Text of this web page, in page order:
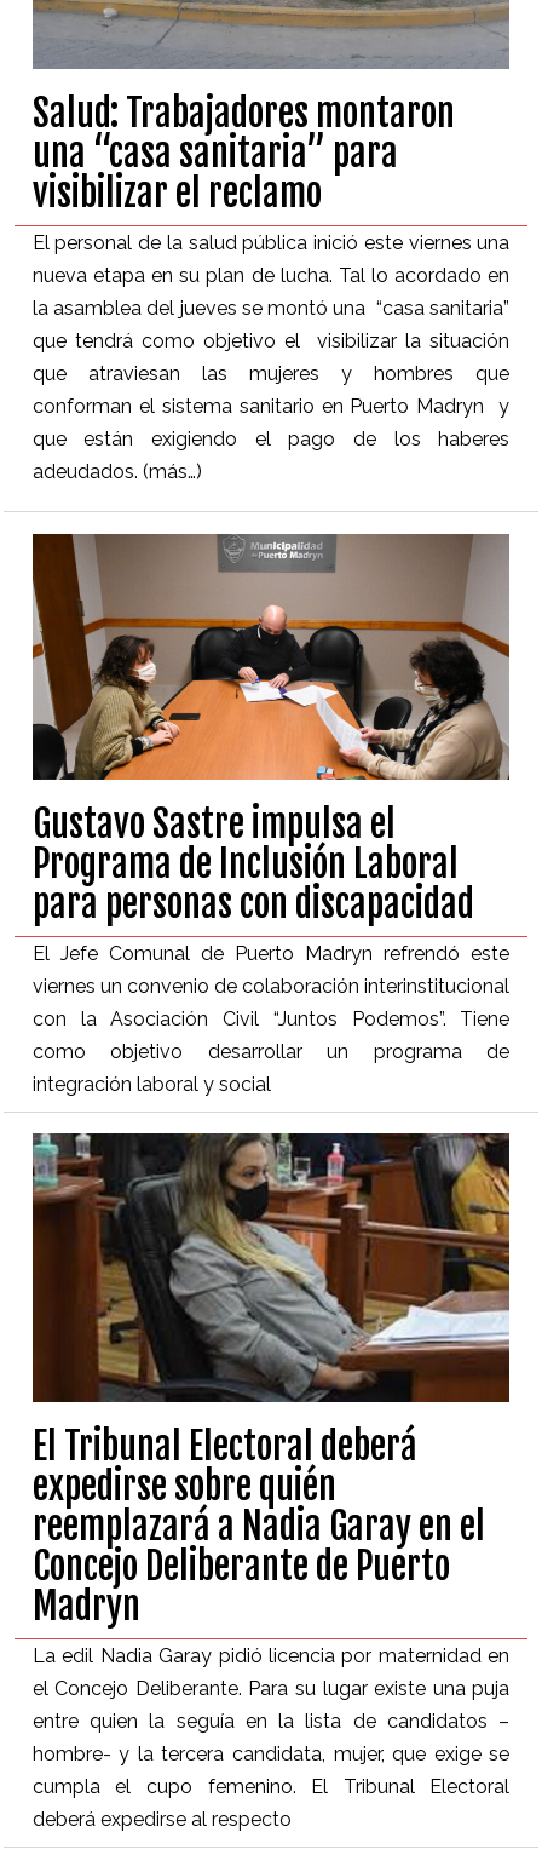
Salud: Trabajadores montaron
una “casa sanitaria” para
visibilizar el reclamo
El personal de la salud pública inició este viernes una
nueva etapa en su plan de lucha. Tal lo acordado en
la asamblea del jueves se montó una “casa sanitaria”
que tendrá como objetivo el visibilizar la situación
que atraviesan las mujeres y hombres que
conforman el sistema sanitario en Puerto Madryn y
que están exigiendo el pago de los haberes
adeudados. (más…)
Gustavo Sastre impulsa el
Programa de Inclusión Laboral
para personas con discapacidad
El Jefe Comunal de Puerto Madryn refrendó este
viernes un convenio de colaboración interinstitucional
con la Asociación Civil “Juntos Podemos”. Tiene
como objetivo desarrollar un programa de
integración laboral y social
El Tribunal Electoral deberá
expedirse sobre quién
reemplazará a Nadia Garay en el
Concejo Deliberante de Puerto
Madryn
La edil Nadia Garay pidió licencia por maternidad en
el Concejo Deliberante. Para su lugar existe una puja
entre quien la seguía en la lista de candidatos –
hombre- y la tercera candidata, mujer, que exige se
cumpla el cupo femenino. El Tribunal Electoral
deberá expedirse al respecto